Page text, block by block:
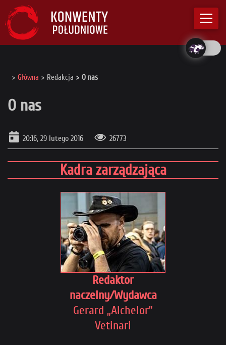
Główna Redakcja O nas
O nas
20:16, 29 lutego 2016 26773
Kadra zarządzająca
Redaktor
naczelny/Wydawca
Gerard „Alchelor”
Vetinari